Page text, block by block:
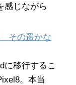
感じながら
その遥かな
に移行するこ
。本当